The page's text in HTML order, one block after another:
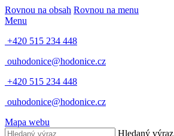
Rovnou na obsah Rovnou na menu
Menu
+420 515 234 448
ouhodonice@hodonice.cz
+420 515 234 448
ouhodonice@hodonice.cz
Mapa webu
Hledaný výraz